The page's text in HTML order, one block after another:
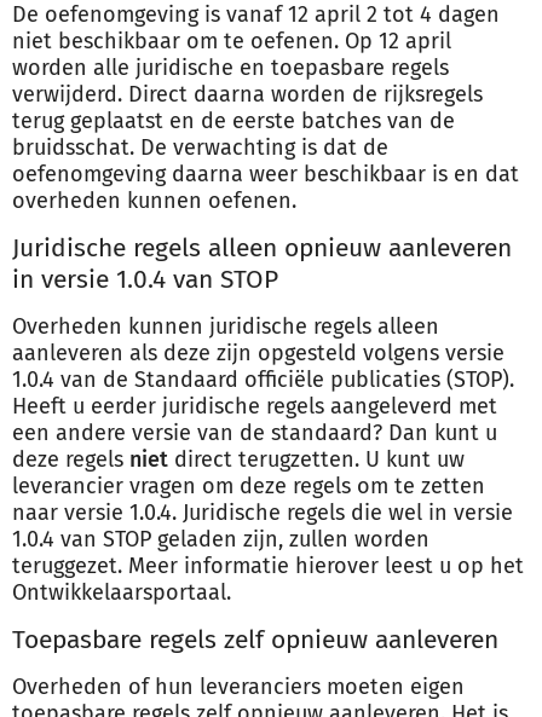
De oefenomgeving is vanaf 12 april 2 tot 4 dagen
niet beschikbaar om te oefenen. Op 12 april
worden alle juridische en toepasbare regels
verwijderd. Direct daarna worden de rijksregels
terug geplaatst en de eerste batches van de
bruidsschat. De verwachting is dat de
oefenomgeving daarna weer beschikbaar is en dat
overheden kunnen oefenen.
Juridische regels alleen opnieuw aanleveren
in versie 1.0.4 van STOP
Overheden kunnen juridische regels alleen
aanleveren als deze zijn opgesteld volgens versie
1.0.4 van de Standaard officiële publicaties (STOP).
Heeft u eerder juridische regels aangeleverd met
een andere versie van de standaard? Dan kunt u
deze regels niet direct terugzetten. U kunt uw
leverancier vragen om deze regels om te zetten
naar versie 1.0.4. Juridische regels die wel in versie
1.0.4 van STOP geladen zijn, zullen worden
teruggezet. Meer informatie hierover leest u op het
Ontwikkelaarsportaal.
Toepasbare regels zelf opnieuw aanleveren
Overheden of hun leveranciers moeten eigen